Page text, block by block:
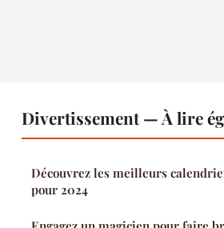
Divertissement — À lire
Découvrez les meilleurs
pour 2024